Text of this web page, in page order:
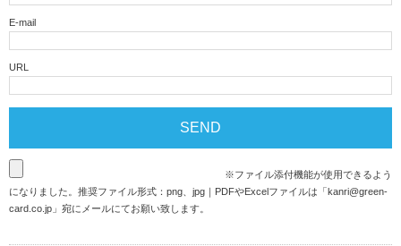
E-mail
URL
※ファイル添付機能が使用できるよう
になりました。推奨ファイル形式：png、jpg｜PDFやExcelファイルは「kanri@green-
card.co.jp 」宛にメールにてお願い致します。